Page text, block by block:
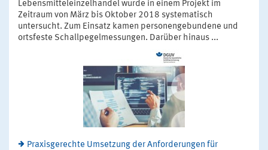
Lebensmitteleinzelhandel wurde in einem Projekt im
Zeitraum von März bis Oktober 2018 systematisch
untersucht. Zum Einsatz kamen personengebundene und
ortsfeste Schallpegelmessungen. Darüber hinaus ...
Praxisgerechte Umsetzung der Anforderungen für